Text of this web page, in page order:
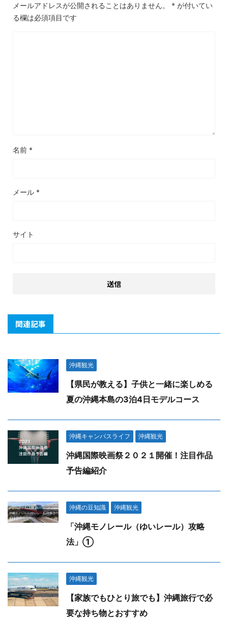
メールアドレスが公開されることはありません。 * が付いてい
る欄は必須項目です
名前 *
メール *
サイト
関連記事
沖縄観光
【県民が教える】子供と一緒に楽しめる
夏の沖縄本島の3泊4日モデルコース
沖縄キャンパスライフ 沖縄観光
沖縄国際映画祭２０２１開催！注目作品
予告編紹介
沖縄の豆知識 沖縄観光
「沖縄モノレール（ゆいレール）攻略
法」①
沖縄観光
【家族でもひとり旅でも】沖縄旅行で必
要な持ち物とおすすめ